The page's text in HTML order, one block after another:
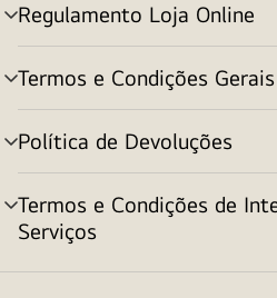
Regulamento Loja Online
alternar
menu
Termos e Condições
alternar
menu
Política de Devoluções
alternar
menu
Termos e Condições de
Serviços
alternar